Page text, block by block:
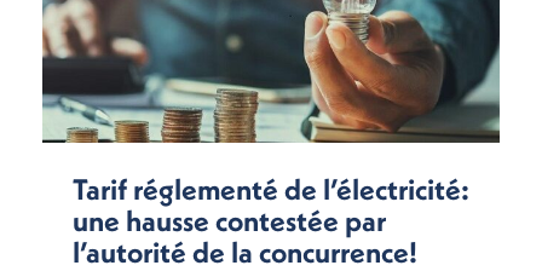
Tarif réglementé de l’électricité:
une hausse contestée par
l’autorité de la concurrence!